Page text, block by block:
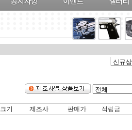
크기 제조사 판매가 적립금